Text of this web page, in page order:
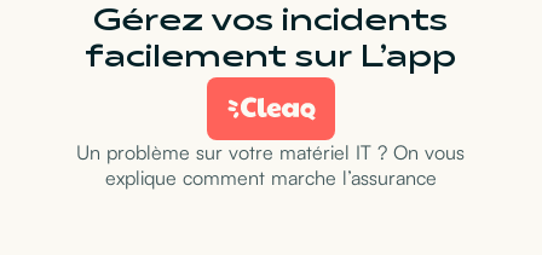
Gérez vos incidents
facilement sur L’app
Un problème sur votre matériel IT ? On vous
explique comment marche l’assurance